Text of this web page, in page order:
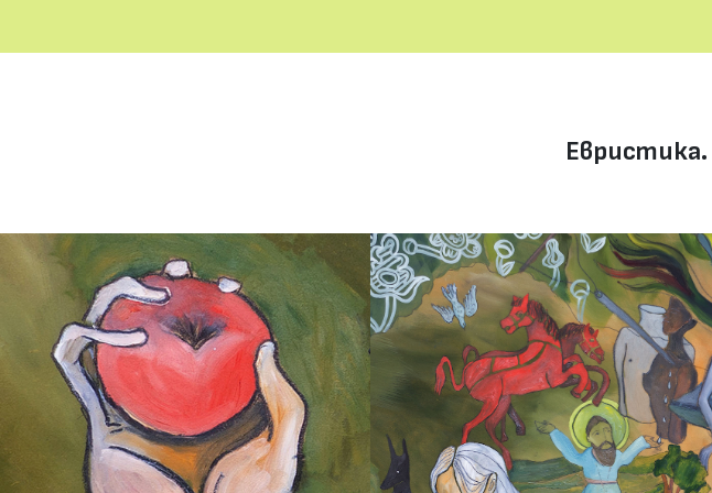
Евристика.